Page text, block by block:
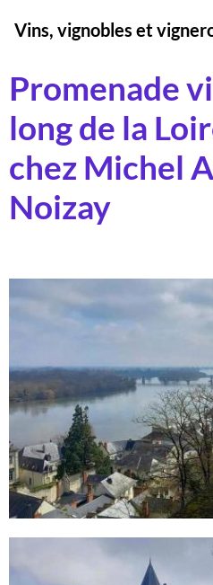
Vins, vignobles et
Promenade
long de la
chez Michel
Noizay